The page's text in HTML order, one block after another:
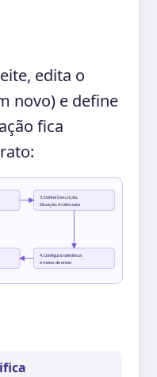
edita o
novo) e define
fica
3. Define Descrição,
Situação, Aceite auto
4. Configura tolerância
e meios de envio